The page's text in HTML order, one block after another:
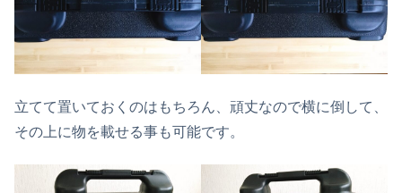
立てて置いておくのはもちろん、頑丈なので横に倒して、
その上に物を載せる事も可能です。